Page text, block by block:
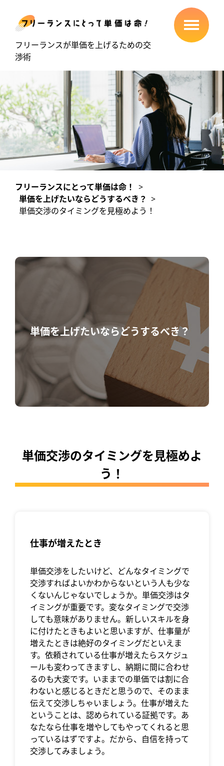
フリーランスが単価を上げるための交
渉術
フリーランスにとって単価は命！
>
単価を上げたいならどうするべき？ >
単価交渉のタイミングを見極めよう！
単価を上げたいならどうするべき？
単価交渉のタイミングを見極めよ
う！
仕事が増えたとき
単価交渉をしたいけど、どんなタイミングで
交渉すればよいかわからないという人も少な
くないんじゃないでしょうか。単価交渉はタ
イミングが重要です。変なタイミングで交渉
しても意味がありません。新しいスキルを身
に付けたときもよいと思いますが、仕事量が
増えたときは絶好のタイミングだといえま
す。依頼されている仕事が増えたらスケジュ
ールも変わってきますし、納期に間に合わせ
るのも大変です。いままでの単価では割に合
わないと感じるときだと思うので、そのまま
伝えて交渉しちゃいましょう。仕事が増えた
ということは、認められている証拠です。あ
なたなら仕事を増やしてもやってくれると思
っているはずですよ。だから、自信を持って
交渉してみましょう。